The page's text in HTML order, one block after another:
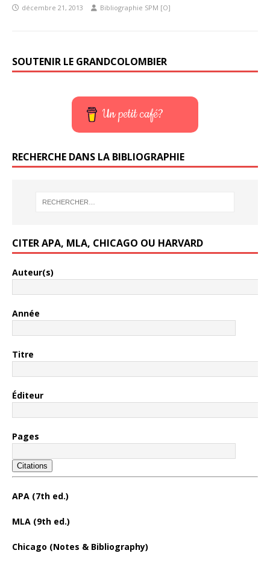
décembre 21, 2013 Bibliographie SPM [O]
SOUTENIR LE GRANDCOLOMBIER
Un petit café?
RECHERCHE DANS LA BIBLIOGRAPHIE
CITER APA, MLA, CHICAGO OU HARVARD
Auteur(s)
Année
Titre
Éditeur
Pages
Citations
APA (7th ed.)
MLA (9th ed.)
Chicago (Notes & Bibliography)